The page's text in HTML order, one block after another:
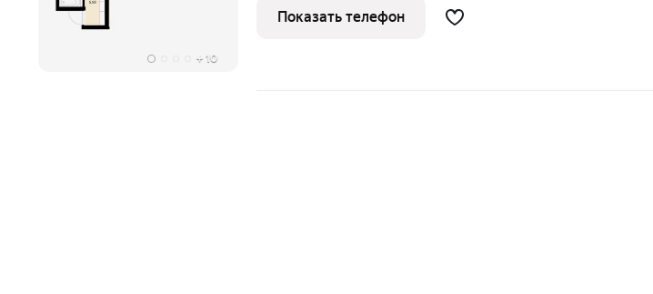
+ 10
Состояние: «White box» (предчистовая отделка). В квартире
выполнены все
Показать телефон